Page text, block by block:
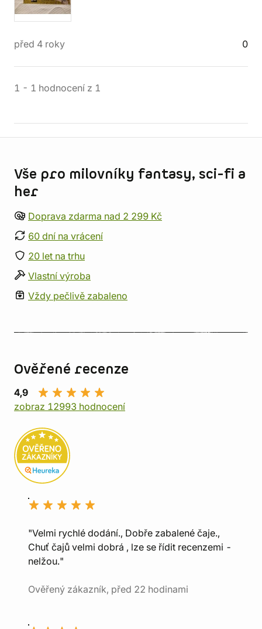
před 4 roky 0
1 - 1 hodnocení z 1
Vše pro milovníky fantasy, sci-fi a
her
Doprava zdarma nad 2 299 Kč
60 dní na vrácení
20 let na trhu
Vlastní výroba
Vždy pečlivě zabaleno
Ověřené recenze
4,9
zobraz 12993 hodnocení
"Velmi rychlé dodání., Dobře zabalené čaje.,
Chuť čajů velmi dobrá , lze se řídit recenzemi -
nelžou."
Ověřený zákazník, před 22 hodinami